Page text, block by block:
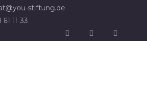
stiftung.de
61 11 33